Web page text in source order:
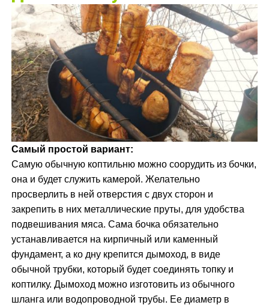
Самый простой вариант:
Самую обычную коптильню можно соорудить из бочки,
она и будет служить камерой. Желательно
просверлить в ней отверстия с двух сторон и
закрепить в них металлические пруты, для удобства
подвешивания мяса. Сама бочка обязательно
устанавливается на кирпичный или каменный
фундамент, а ко дну крепится дымоход, в виде
обычной трубки, который будет соединять топку и
коптилку. Дымоход можно изготовить из обычного
шланга или водопроводной трубы. Ее диаметр в